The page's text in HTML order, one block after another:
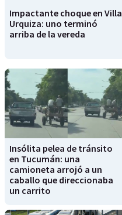
Impactante choque en Villa
Urquiza: uno terminó
arriba de la vereda
Insólita pelea de tránsito
en Tucumán: una
camioneta arrojó a un
caballo que direccionaba
un carrito